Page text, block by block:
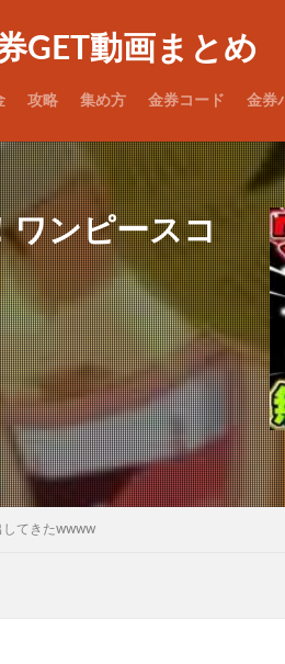
GET動画まとめ
攻略 集め方 金券コード 金券
ワンピースコ
してきたwwww